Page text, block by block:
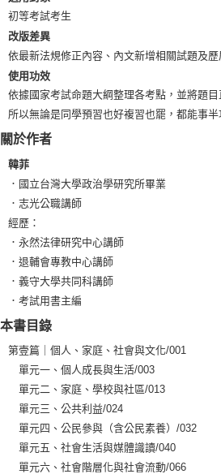
初等考試考生
改版差異
依最新法規修正內容、內文新增相關試題及
使用功效
依據國家考試命題大綱整理各考點，並將題目
所以無論是同學預習也好複習也罷，都能事半
關於作者
韓菲
．國立台灣大學政治學研究所畢業
．志光公職講師
經歷：
．永然法律研究中心講師
．退輔會專教中心講師
．義守大學共同科講師
．考試用書主編
本書目錄
第壹篇｜個人、家庭、社會與文化/001
單元一、個人成長與生活/003
單元二、家庭、學校與社區/013
單元三、公共利益/024
單元四、公民參與（含公民素養）/032
單元五、社會生活與媒體識讀/040
單元六、社會階層化與社會流動/066